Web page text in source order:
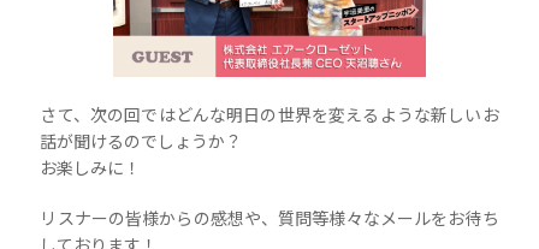
さて、次の回ではどんな明日の世界を変えるような新しいお
話が聞けるのでしょうか？
お楽しみに！
リスナーの皆様からの感想や、質問等様々なメールをお待ち
しております！